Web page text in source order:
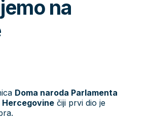
na
Doma naroda Parlamenta
Hercegovine čiji prvi dio je